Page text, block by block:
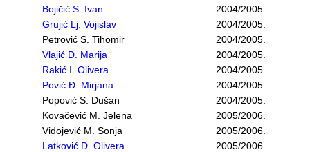
Bojičić S. Ivan
2004/2005.
Grujić Lj. Vojislav
2004/2005.
Petrović S. Tihomir
2004/2005.
Vlajić D. Marija
2004/2005.
Rakić I. Olivera
2004/2005.
Pović Đ. Mirjana
2004/2005.
Popović S. Dušan
2004/2005.
Kovačević M. Jelena
2005/2006.
Vidojević M. Sonja
2005/2006.
Latković D. Olivera
2005/2006.